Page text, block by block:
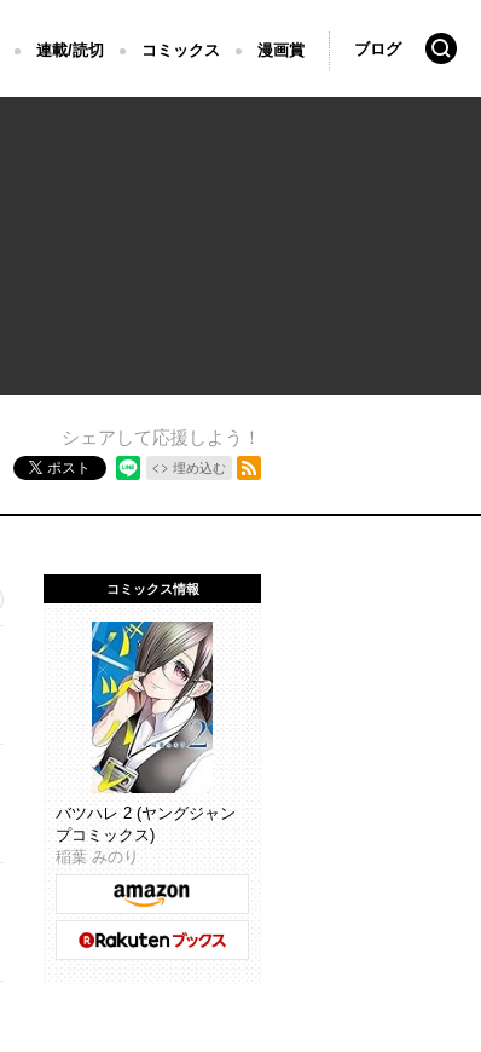
連載/読切 コミックス 漫画賞 ブログ 検索
シェアして応援しよう！
ポスト 埋め込む
コミックス情報
バツハレ 2 (ヤングジャン
プコミックス)
稲葉 みのり